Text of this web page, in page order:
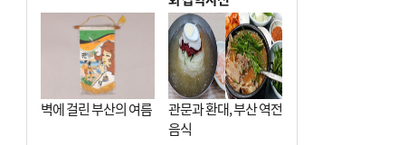
벽에 걸린 부산의 여름
관문과 환대, 부산 역전
음식